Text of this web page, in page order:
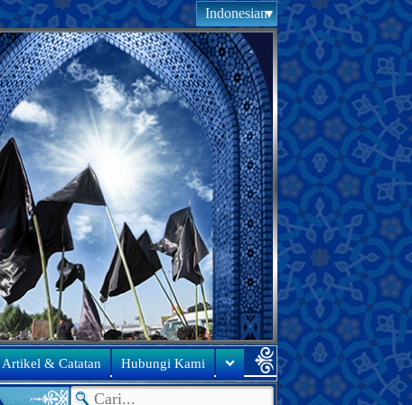
Indonesian
Artikel & Catatan Hubungi Kami
● Ucapan